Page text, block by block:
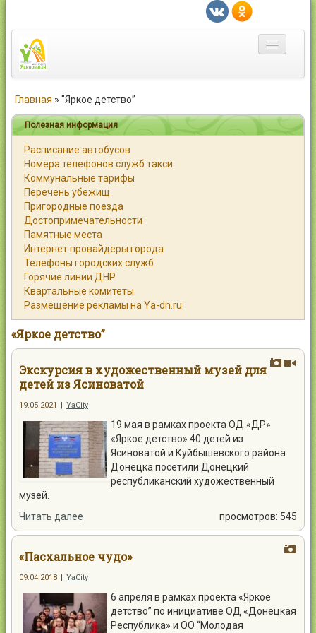
Город
Статьи
Каталог
Справочник
Работа
Объявления
Помощь
Контакты
Главная » "Яркое детство”
Полезная информация
Расписание автобусов
Номера телефонов служб такси
Коммунальные тарифы
Перечень убежищ
Пригородные поезда
Достопримечательности
Памятные места
Интернет провайдеры города
Телефоны городских служб
Горячие линии ДНР
Квартальные комитеты
Размещение рекламы на Ya-dn.ru
«Яркое детство”
Экскурсия в художественный музей для
детей из Ясиноватой
19.05.2021 | YaCity
19 мая в рамках проекта ОД «ДР»
«Яркое детство» 40 детей из
Ясиноватой и Куйбышевского района
Донецка посетили Донецкий
республиканский художественный
музей.
Читать далее
просмотров: 545
«Пасхальное чудо»
09.04.2018 | YaCity
6 апреля в рамках проекта «Яркое
детство” по инициативе ОД «Донецкая
Республика» и ОО “Молодая